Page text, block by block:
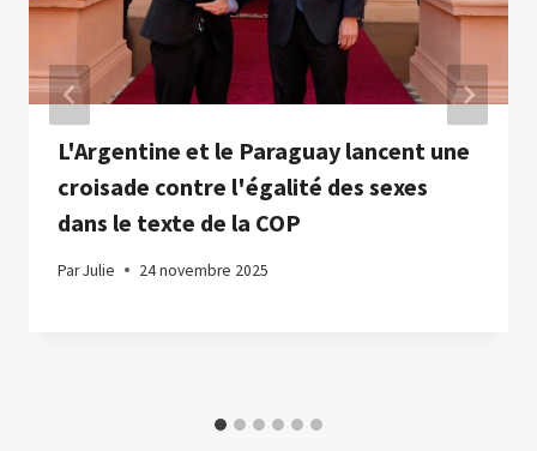
L'Argentine et le Paraguay lancent une
croisade contre l'égalité des sexes
dans le texte de la COP
ParJulie 24 novembre 2025